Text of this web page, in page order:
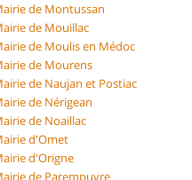
de Montussan
de Mouillac
de Moulis en Médoc
de Mourens
de Naujan et Postiac
de Nérigean
de Noaillac
d'Omet
d'Origne